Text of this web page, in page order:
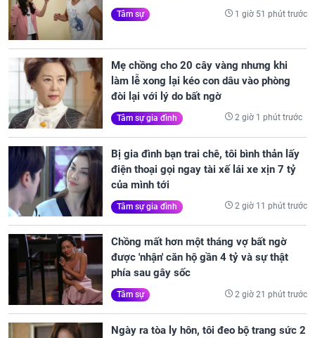
Tâm sự 1 giờ 51 phút trước
Mẹ chồng cho 20 cây vàng nhưng khi
làm lễ xong lại kéo con dâu vào phòng
đòi lại với lý do bất ngờ
Tâm sự gia đình 2 giờ 1 phút trước
Bị gia đình bạn trai chê, tôi bình thản lấy
điện thoại gọi ngay tài xế lái xe xịn 7 tỷ
của mình tới
Tâm sự gia đình 2 giờ 11 phút trước
Chồng mất hơn một tháng vợ bất ngờ
được 'nhận' căn hộ gần 4 tỷ và sự thật
phía sau gây sốc
Tâm sự 2 giờ 21 phút trước
Ngày ra tòa ly hôn, tôi đeo bộ trang sức 2